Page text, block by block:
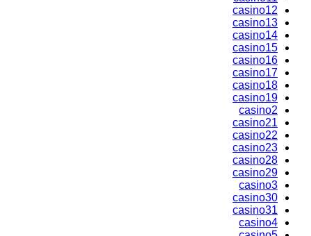
casino12
casino13
casino14
casino15
casino16
casino17
casino18
casino19
casino2
casino21
casino22
casino23
casino28
casino29
casino3
casino30
casino31
casino4